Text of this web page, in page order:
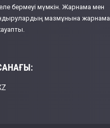
бермеуі мүмкін. Жарнама мен
мазмұнына жарнама